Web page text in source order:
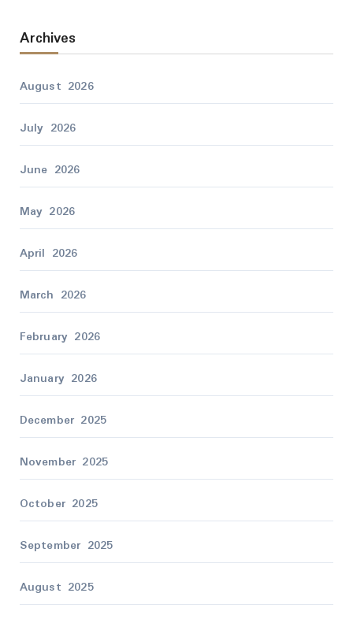
Archives
August 2026
July 2026
June 2026
May 2026
April 2026
March 2026
February 2026
January 2026
December 2025
November 2025
October 2025
September 2025
August 2025